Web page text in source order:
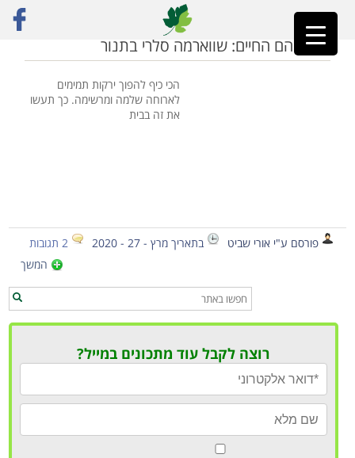
ראשי»איך מכינים שווארמה
ירקות הם החיים: שווארמה סלרי בתנור
הכי כיף להפוך ירקות תמימים
לארוחה שלמה ומרשימה. כך תעשו
את זה בבית
פורסם ע"י אורי שביט בתאריך מרץ - 27 - 2020
2 תגובות
המשך
רוצה לקבל עוד מתכונים במייל?